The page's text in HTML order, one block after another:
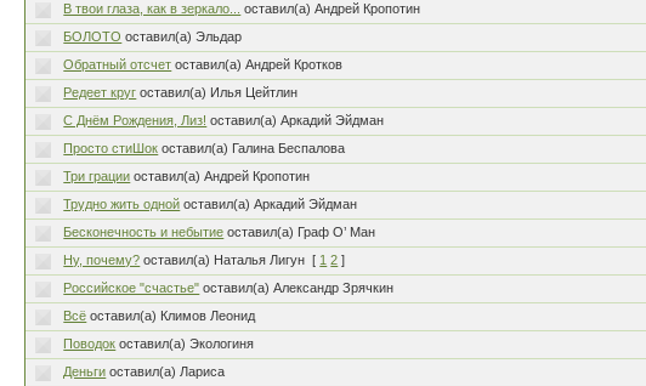
В твои глаза, как в зеркало...
оставил(а) Андрей Кропотин
БОЛОТО оставил(а) Эльдар
Обратный отсчет оставил(а) Андрей Кротков
Редеет круг оставил(а) Илья Цейтлин
С Днём Рождения, Лиз! оставил(а) Аркадий Эйдман
Просто стиШок оставил(а) Галина Беспалова
Три грации оставил(а) Андрей Кропотин
Трудно жить одной оставил(а) Аркадий Эйдман
Бесконечность и небытие оставил(а) Граф О’ Ман
Ну, почему? оставил(а) Наталья Лигун [ 1 2 ]
Российское "счастье" оставил(а) Александр Зрячкин
Всё оставил(а) Климов Леонид
Поводок оставил(а) Экологиня
Деньги оставил(а) Лариса